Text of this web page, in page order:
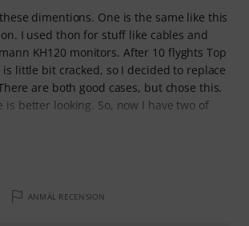
dimentions. One is the same like this
I used thon for stuff like cables and
KH120 monitors. After 10 flyghts Top
little bit cracked, so I decided to replace
are both good cases, but chose this.
is better looking. So, now I have two of
ANMÄL RECENSION